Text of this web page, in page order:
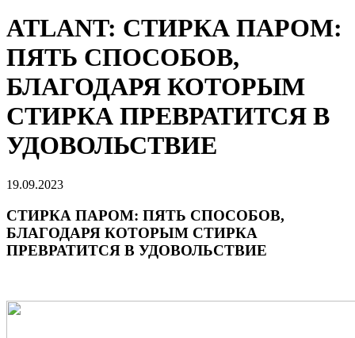
ATLANT: СТИРКА ПАРОМ:
ПЯТЬ СПОСОБОВ,
БЛАГОДАРЯ КОТОРЫМ
СТИРКА ПРЕВРАТИТСЯ В
УДОВОЛЬСТВИЕ
19.09.2023
СТИРКА ПАРОМ: ПЯТЬ СПОСОБОВ,
БЛАГОДАРЯ КОТОРЫМ СТИРКА
ПРЕВРАТИТСЯ В УДОВОЛЬСТВИЕ